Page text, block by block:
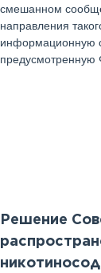
смешанном
направления
информационную
Решение